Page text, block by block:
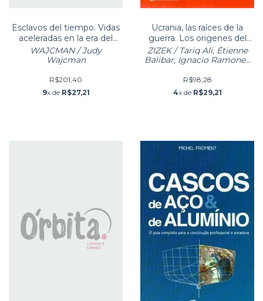
Esclavos del tiempo. Vidas
aceleradas en la era del
capitalismo digital
WAJCMAN / Judy
Wajcman
R$201,40
9x de R$27,21
Ucrania, las raíces de la
guerra. Los origenes del
conflicto y su devastado
ZIZEK / Tariq Ali, Étienne
Balibar, Ignacio Ramonet,
Zizek
R$98,28
4x de R$29,21